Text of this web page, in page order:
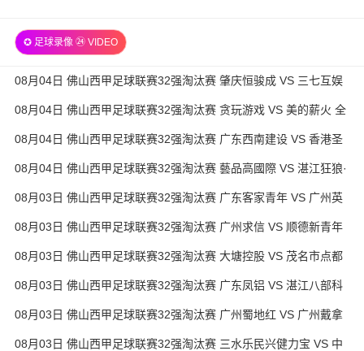
✪ 足球录像 ㉔ VIDEO
08月04日 佛山西甲足球联赛32强淘汰赛 肇庆恒骏成 VS 三七互娱
全场录像
08月04日 佛山西甲足球联赛32强淘汰赛 贪玩游戏 VS 美的薪火 全
场录像
08月04日 佛山西甲足球联赛32强淘汰赛 广东西南建设 VS 香港圣
徒 全场录像
08月04日 佛山西甲足球联赛32强淘汰赛 藝品高國際 VS 湛江狂狼·
粵辉能源 全场录像
08月03日 佛山西甲足球联赛32强淘汰赛 广东客家青年 VS 广州英
华思力U17 全场录像
08月03日 佛山西甲足球联赛32强淘汰赛 广州求信 VS 顺德新青年
全场录像
08月03日 佛山西甲足球联赛32强淘汰赛 大塘控股 VS 茂名市点都
得 全场录像
08月03日 佛山西甲足球联赛32强淘汰赛 广东凤铝 VS 湛江八部科
技 全场录像
08月03日 佛山西甲足球联赛32强淘汰赛 广州蜀地红 VS 广州戴拿
模 全场录像
08月03日 佛山西甲足球联赛32强淘汰赛 三水乐民兴健力宝 VS 中